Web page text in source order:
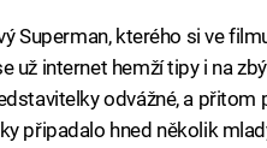
Superman, kterého si ve
už internet hemží tipy i na
odvážné, a přitom
připadalo hned několik